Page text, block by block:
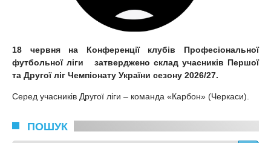
18 червня на Конференції клубів Професіональної
футбольної ліги затверджено склад учасників Першої
та Другої ліг Чемпіонату України сезону 2026/27.
Серед учасників Другої ліги – команда «Карбон» (Черкаси).
ПОШУК